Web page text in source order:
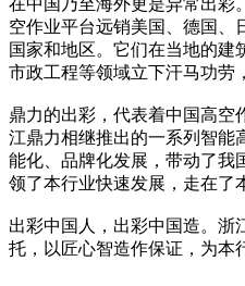
在中国乃至海外更是异常出彩
空作业平台远销美国、德国、
国家和地区。它们在当地的建
市政工程等领域立下汗马功劳
鼎力的出彩，代表着中国高空
江鼎力相继推出的一系列智能
能化、品牌化发展，带动了我
领了本行业快速发展，走在了
出彩中国人，出彩中国造。浙
托，以匠心智造作保证，为本